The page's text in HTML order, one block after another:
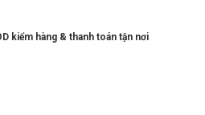
kiểm hàng & thanh toán tận nơi